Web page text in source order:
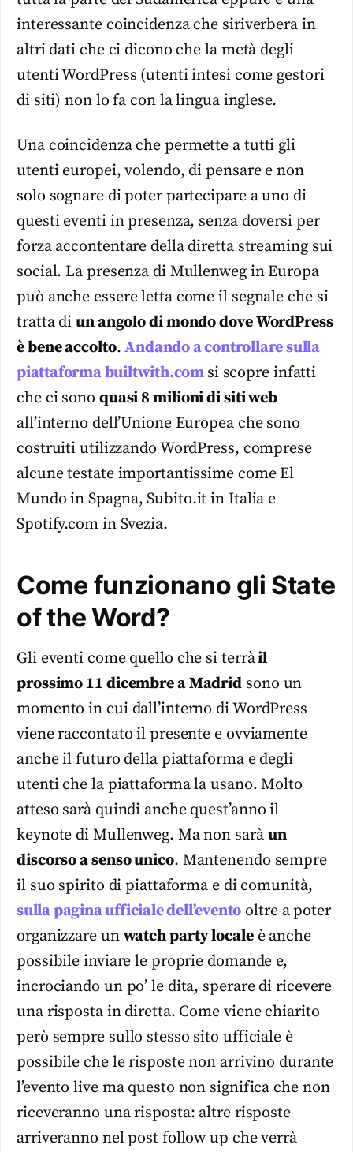
interessante coincidenza che siriverbera in
altri dati che ci dicono che la metà degli
utenti WordPress (utenti intesi come gestori
di siti) non lo fa con la lingua inglese.
Una coincidenza che permette a tutti gli
utenti europei, volendo, di pensare e non
solo sognare di poter partecipare a uno di
questi eventi in presenza, senza doversi per
forza accontentare della diretta streaming sui
social. La presenza di Mullenweg in Europa
può anche essere letta come il segnale che si
tratta diun angolo di mondo dove WordPress
è bene accolto.Andando a controllare sulla
piattaforma builtwith.com si scopre infatti
che ci sono quasi 8 milioni di siti web
all’interno dell’Unione Europea che sono
costruiti utilizzando WordPress, comprese
alcune testate importantissime come El
Mundo in Spagna, Subito.it in Italia e
Spotify.com in Svezia.
Come funzionano gli State
of the Word?
Gli eventi come quello che si terràil
prossimo 11 dicembre a Madrid sono un
momento in cui dall’interno di WordPress
viene raccontato il presente e ovviamente
anche il futuro della piattaforma e degli
utenti che la piattaforma la usano. Molto
atteso sarà quindi anche quest’anno il
keynote di Mullenweg. Ma non sarà un
discorso a senso unico. Mantenendo sempre
il suo spirito di piattaforma e di comunità,
sulla pagina ufficiale dell’evento oltre a poter
organizzare un watch party localeè anche
possibile inviare le proprie domande e,
incrociando un po’ le dita, sperare di ricevere
una risposta in diretta. Come viene chiarito
però sempre sullo stesso sito ufficiale è
possibile che le risposte non arrivino durante
l’evento live ma questo non significa che non
riceveranno una risposta: altre risposte
arriveranno nel post follow up che verrà